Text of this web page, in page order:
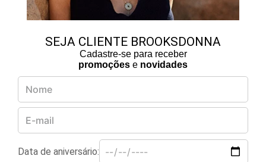
SEJA CLIENTE BROOKSDONNA
Cadastre-se para receber
promoções e novidades
Data de aniversário: